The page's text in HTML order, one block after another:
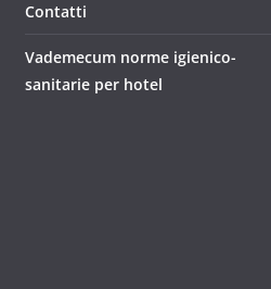
Contatti
Vademecum norme igienico-
sanitarie per hotel